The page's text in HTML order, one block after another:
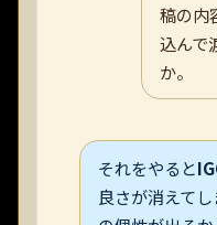
稿の内
込んで
か。
それをやると
良さが消えて